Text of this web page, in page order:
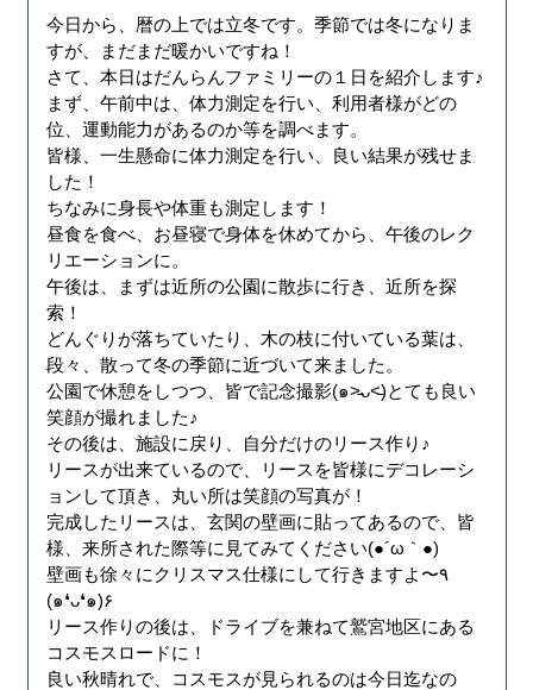
今日から、暦の上では立冬です。季節では冬になりま
すが、まだまだ暖かいですね！
さて、本日はだんらんファミリーの１日を紹介します♪
まず、午前中は、体力測定を行い、利用者様がどの
位、運動能力があるのか等を調べます。
皆様、一生懸命に体力測定を行い、良い結果が残せま
した！
ちなみに身長や体重も測定します！
昼食を食べ、お昼寝で身体を休めてから、午後のレク
リエーションに。
午後は、まずは近所の公園に散歩に行き、近所を探
索！
どんぐりが落ちていたり、木の枝に付いている葉は、
段々、散って冬の季節に近づいて来ました。
公園で休憩をしつつ、皆で記念撮影(๑˃̵ᴗ˂̵)とても良い
笑顔が撮れました♪
その後は、施設に戻り、自分だけのリース作り♪
リースが出来ているので、リースを皆様にデコレーシ
ョンして頂き、丸い所は笑顔の写真が！
完成したリースは、玄関の壁画に貼ってあるので、皆
様、来所された際等に見てみてください(●´ω｀●)
壁画も徐々にクリスマス仕様にして行きますよ〜٩
(๑❛ᴗ❛๑)۶
リース作りの後は、ドライブを兼ねて鷲宮地区にある
コスモスロードに！
良い秋晴れで、コスモスが見られるのは今日迄なの